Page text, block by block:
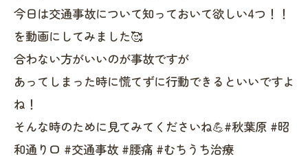
今日は交通事故について知っておいて欲しい4つ！！
を動画にしてみました🥰
合わない方がいいのが事故ですが
あってしまった時に慌てずに行動できるといいですよ
ね！
そんな時のために見てみてくださいね💪#秋葉原 #昭
和通り口 #交通事故 #腰痛 #むちうち治療